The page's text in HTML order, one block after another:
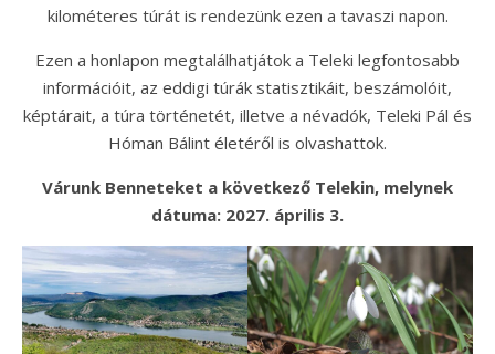
kilométeres túrát is rendezünk ezen a tavaszi napon.
Ezen a honlapon megtalálhatjátok a Teleki legfontosabb
információit, az eddigi túrák statisztikáit, beszámolóit,
képtárait, a túra történetét, illetve a névadók, Teleki Pál és
Hóman Bálint életéről is olvashattok.
Várunk Benneteket a következő Telekin, melynek
dátuma: 2027. április 3.